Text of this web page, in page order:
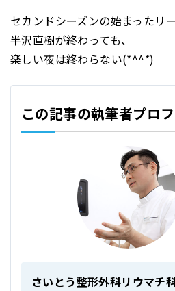
セカンドシーズンの始まったリ
半沢直樹が終わっても、
楽しい夜は終わらない(*^^*)
この記事の執筆者プロ
さいとう整形外科リウマチ